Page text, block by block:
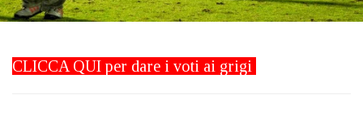
CLICCA QUI per dare i voti ai grigi